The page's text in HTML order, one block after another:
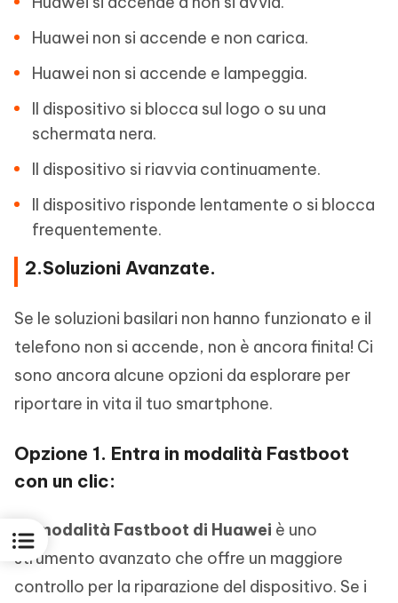
Huawei non si accende e non carica.
Huawei non si accende e lampeggia.
Il dispositivo si blocca sul logo o su una
schermata nera.
Il dispositivo si riavvia continuamente.
Il dispositivo risponde lentamente o si blocca
frequentemente.
2.Soluzioni Avanzate.
Se le soluzioni basilari non hanno funzionato e il
telefono non si accende, non è ancora finita! Ci
sono ancora alcune opzioni da esplorare per
riportare in vita il tuo smartphone.
Opzione 1. Entra in modalità Fastboot
con un clic:
La modalità Fastboot di Huawei è uno
strumento avanzato che offre un maggiore
controllo per la riparazione del dispositivo. Se i